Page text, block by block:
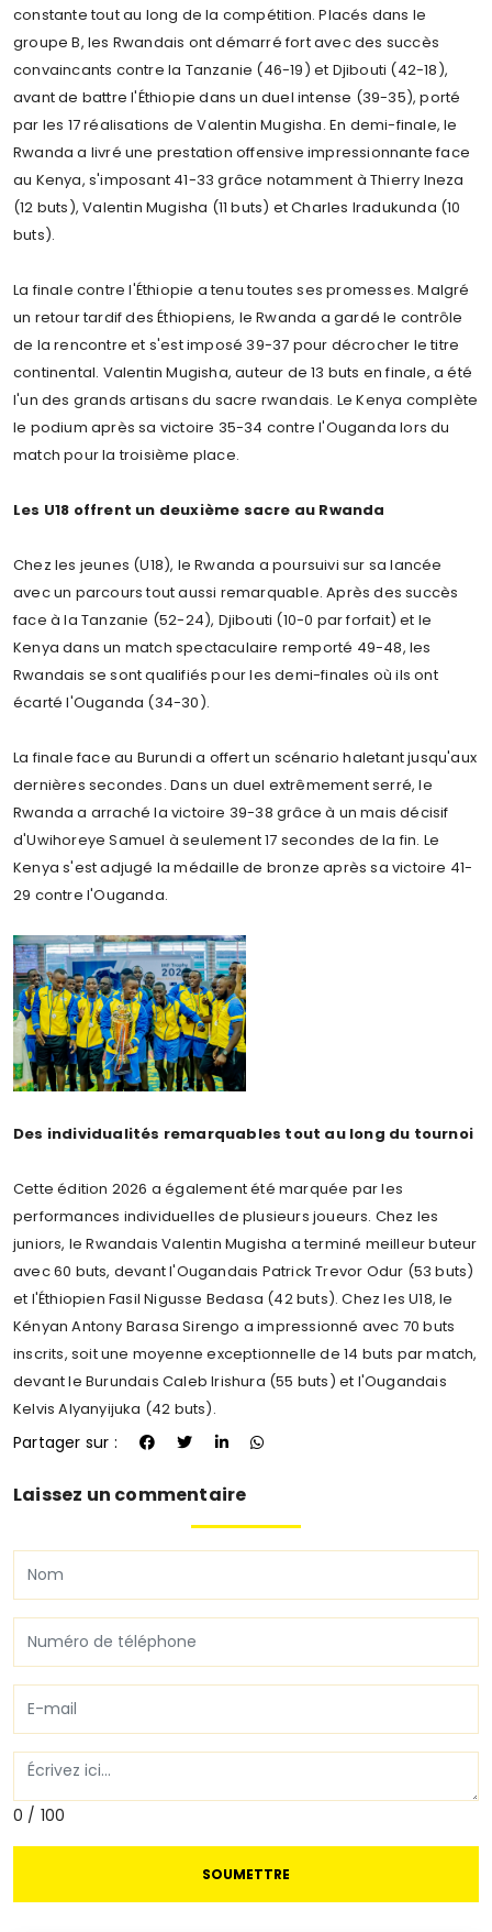
constante tout au long de la compétition. Placés dans le
groupe B, les Rwandais ont démarré fort avec des succès
convaincants contre la Tanzanie (46-19) et Djibouti (42-18),
avant de battre l'Éthiopie dans un duel intense (39-35), porté
par les 17 réalisations de Valentin Mugisha. En demi-finale, le
Rwanda a livré une prestation offensive impressionnante face
au Kenya, s'imposant 41-33 grâce notamment à Thierry Ineza
(12 buts), Valentin Mugisha (11 buts) et Charles Iradukunda (10
buts).
La finale contre l'Éthiopie a tenu toutes ses promesses. Malgré
un retour tardif des Éthiopiens, le Rwanda a gardé le contrôle
de la rencontre et s'est imposé 39-37 pour décrocher le titre
continental. Valentin Mugisha, auteur de 13 buts en finale, a été
l'un des grands artisans du sacre rwandais. Le Kenya complète
le podium après sa victoire 35-34 contre l'Ouganda lors du
match pour la troisième place.
Les U18 offrent un deuxième sacre au Rwanda
Chez les jeunes (U18), le Rwanda a poursuivi sur sa lancée
avec un parcours tout aussi remarquable. Après des succès
face à la Tanzanie (52-24), Djibouti (10-0 par forfait) et le
Kenya dans un match spectaculaire remporté 49-48, les
Rwandais se sont qualifiés pour les demi-finales où ils ont
écarté l'Ouganda (34-30).
La finale face au Burundi a offert un scénario haletant jusqu'aux
dernières secondes. Dans un duel extrêmement serré, le
Rwanda a arraché la victoire 39-38 grâce à un mais décisif
d'Uwihoreye Samuel à seulement 17 secondes de la fin. Le
Kenya s'est adjugé la médaille de bronze après sa victoire 41-
29 contre l'Ouganda.
Des individualités remarquables tout au long du tournoi
Cette édition 2026 a également été marquée par les
performances individuelles de plusieurs joueurs. Chez les
juniors, le Rwandais Valentin Mugisha a terminé meilleur buteur
avec 60 buts, devant l'Ougandais Patrick Trevor Odur (53 buts)
et l'Éthiopien Fasil Nigusse Bedasa (42 buts). Chez les U18, le
Kényan Antony Barasa Sirengo a impressionné avec 70 buts
inscrits, soit une moyenne exceptionnelle de 14 buts par match,
devant le Burundais Caleb Irishura (55 buts) et l'Ougandais
Kelvis Alyanyijuka (42 buts).
Partager sur :
Laissez un commentaire
0 / 100
SOUMETTRE